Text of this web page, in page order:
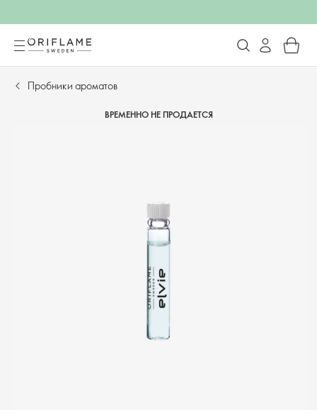
Пробники ароматов
ВРЕМЕННО НЕ ПРОДАЕТСЯ